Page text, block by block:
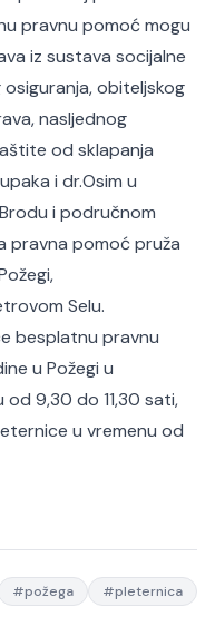
pravnu pomoć mogu
iz sustava socijalne
obiteljskog
nasljednog
od sklapanja
i dr.Osim u
i područnom
pravna pomoć pruža
Selu.
besplatnu pravnu
u Požegi u
od 9,30 do 11,30 sati,
u vremenu od
#požega #pleternica